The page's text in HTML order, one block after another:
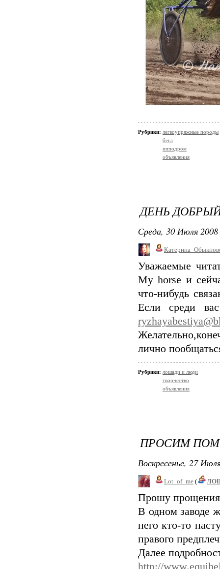
Рубрики: легкоупряжные породы
бега
ипподром
объявления
ДЕНЬ
Среда, 30 Июля
Уважаемые
My horse и
что-нибудь
Если среди
лично
Рубрики: лошади и люди
творчество
объявления
ПРОСИМ
Воскресенье, 27
Lot_of_me (
Прошу
В одном заводе
него кто-то
правого
Далее
http://